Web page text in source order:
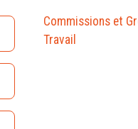
Commissions et
Travail